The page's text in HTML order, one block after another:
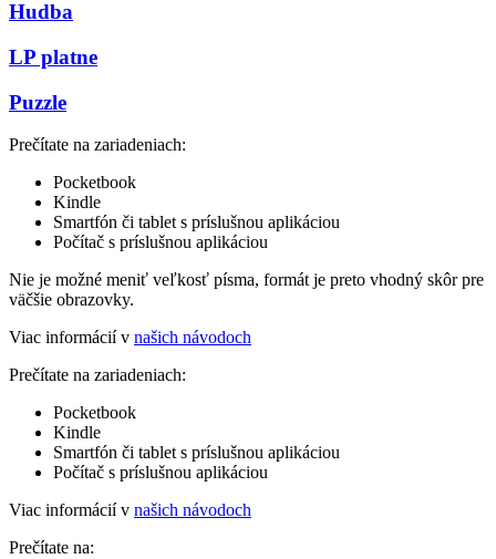
Hudba
LP platne
Puzzle
Prečítate na zariadeniach:
Pocketbook
Kindle
Smartfón či tablet s príslušnou aplikáciou
Počítač s príslušnou aplikáciou
Nie je možné meniť veľkosť písma, formát je preto vhodný skôr pre
väčšie obrazovky.
Viac informácií v našich návodoch
Prečítate na zariadeniach:
Pocketbook
Kindle
Smartfón či tablet s príslušnou aplikáciou
Počítač s príslušnou aplikáciou
Viac informácií v našich návodoch
Prečítate na: